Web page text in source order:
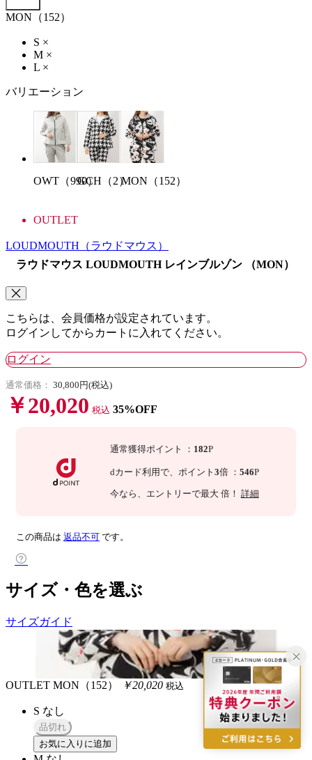
MON（152）
S ×
M ×
L ×
バリエーション
OWT（990）GCH（2）MON（152）
OUTLET
LOUDMOUTH （ラウドマウス）
ラウドマウス LOUDMOUTH レインブルゾン （MON）
こちらは、会員価格が設定されています。
ログインしてからカートに入れてください。
ログイン
通常価格： 30,800円(税込)
￥20,020 税込 35%OFF
通常獲得ポイント ： 182P
dカード利用で、 ポイント 3倍 ： 546P
今なら 、エントリーで最大 倍！ 詳細
この商品は 返品不可 です。
サイズ・色を選ぶ
サイズガイド
OUTLET MON（152） ￥20,020 税込
S なし
品切れ
お気に入りに追加